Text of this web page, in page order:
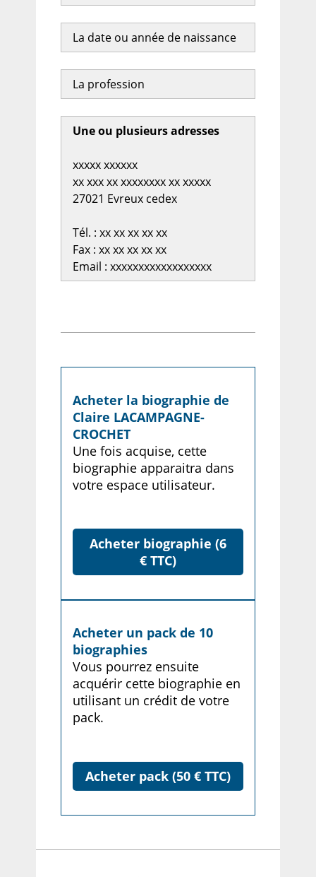
La date ou année de naissance
La profession
Une ou plusieurs adresses
xxxxx xxxxxx
xx xxx xx xxxxxxxx xx xxxxx
27021 Evreux cedex
Tél. : xx xx xx xx xx
Fax : xx xx xx xx xx
Email : xxxxxxxxxxxxxxxxxx
Acheter la biographie de
Claire LACAMPAGNE-
CROCHET
Une fois acquise, cette
biographie apparaitra dans
votre espace utilisateur.
Acheter biographie (6
€ TTC)
Acheter un pack de 10
biographies
Vous pourrez ensuite
acquérir cette biographie en
utilisant un crédit de votre
pack.
Acheter pack (50 € TTC)